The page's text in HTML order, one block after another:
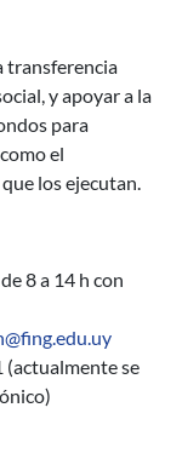
transferencia
y apoyar a la
para
el
los ejecutan.
8 a 14 h con
se